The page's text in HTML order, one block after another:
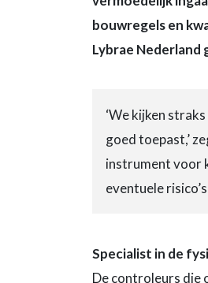
bouwregels en
Lybrae Nederland
‘We kijken
goed toepast,’
instrument voor
eventuele
Specialist in de
De controleurs die